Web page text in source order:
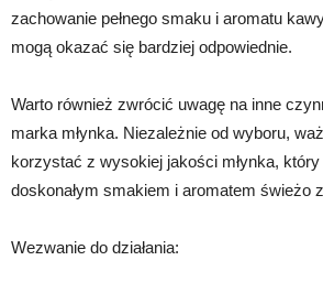
zachowanie pełnego smaku i aromatu
mogą okazać się bardziej odpowiednie.
Warto również zwrócić uwagę na inne
marka młynka. Niezależnie od wyboru,
korzystać z wysokiej jakości młynka,
doskonałym smakiem i aromatem świeżo
Wezwanie do działania: